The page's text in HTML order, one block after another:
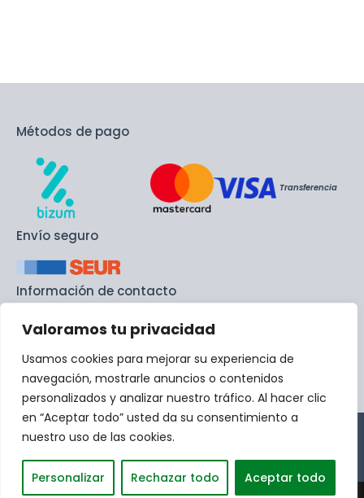
Valoramos tu privacidad
Usamos cookies para mejorar su experiencia de
navegación, mostrarle anuncios o contenidos
personalizados y analizar nuestro tráfico. Al hacer clic
en “Aceptar todo” usted da su consentimiento a
nuestro uso de las cookies.
Personalizar Rechazar todo Aceptar todo
Métodos de pago
Transferencia
Envío seguro
Información de contacto
info@recambiodemaquinas.com
+ 34 692 45 87 35
Aviso Legal
venta